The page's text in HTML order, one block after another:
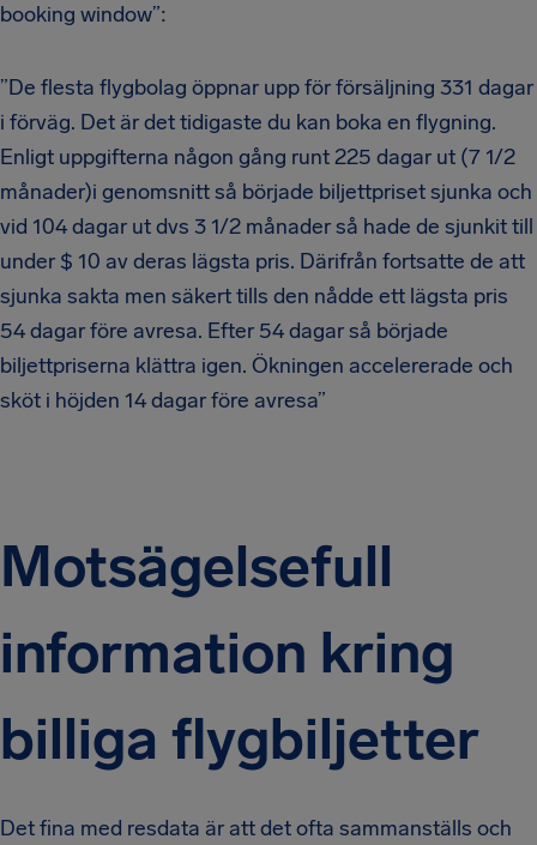
booking window”:
”De flesta flygbolag öppnar upp för försäljning 331 dagar
i förväg. Det är det tidigaste du kan boka en flygning.
Enligt uppgifterna någon gång runt 225 dagar ut (7 1/2
månader)i genomsnitt så började biljettpriset sjunka och
vid 104 dagar ut dvs 3 1/2 månader så hade de sjunkit till
under $ 10 av deras lägsta pris. Därifrån fortsatte de att
sjunka sakta men säkert tills den nådde ett lägsta pris
54 dagar före avresa. Efter 54 dagar så började
biljettpriserna klättra igen. Ökningen accelererade och
sköt i höjden 14 dagar före avresa”
Motsägelsefull
information kring
billiga flygbiljetter
Det fina med resdata är att det ofta sammanställs och